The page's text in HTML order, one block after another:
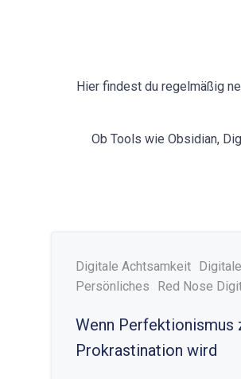
Hier findest du regelmäßig
Ob Tools wie Obsidian,
Digitale Achtsamkeit
Persönliches
Red Nose
Wenn Perfektionismus
Prokrastination wird